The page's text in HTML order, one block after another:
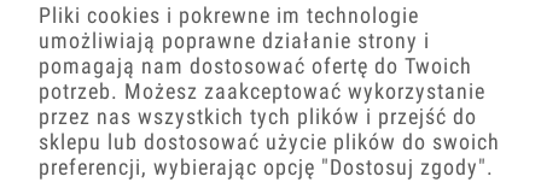
Karlik ICON włącznik
Jednoklawiszowy
Pliki cookies i pokrewne im technologie
umożliwiają poprawne działanie strony i
pomagają nam dostosować ofertę do Twoich
potrzeb. Możesz zaakceptować wykorzystanie
przez nas wszystkich tych plików i przejść do
sklepu lub dostosować użycie plików do swoich
preferencji, wybierając opcję "Dostosuj zgody".